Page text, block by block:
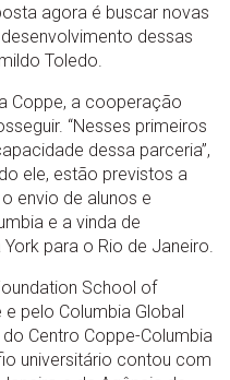
agora é buscar novas
dessas
Toledo.
Coppe, a cooperação
“Nesses primeiros
dessa parceria”,
ele, estão previstos a
envio de alunos e
e a vinda de
para o Rio de Janeiro.
School of
e pelo Columbia Global
Centro Coppe-Columbia
universitário contou com